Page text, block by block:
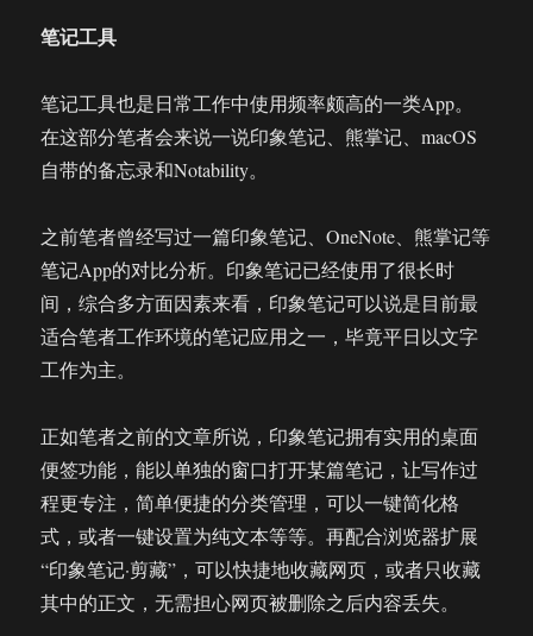
笔记工具
笔记工具也是日常工作中使用频率颇高的一类App。
在这部分笔者会来说一说印象笔记、熊掌记、macOS
自带的备忘录和Notability。
之前笔者曾经写过一篇印象笔记、OneNote、熊掌记等
笔记App的对比分析。印象笔记已经使用了很长时
间，综合多方面因素来看，印象笔记可以说是目前最
适合笔者工作环境的笔记应用之一，毕竟平日以文字
工作为主。
正如笔者之前的文章所说，印象笔记拥有实用的桌面
便签功能，能以单独的窗口打开某篇笔记，让写作过
程更专注，简单便捷的分类管理，可以一键简化格
式，或者一键设置为纯文本等等。再配合浏览器扩展
“印象笔记·剪藏”，可以快捷地收藏网页，或者只收藏
其中的正文，无需担心网页被删除之后内容丢失。